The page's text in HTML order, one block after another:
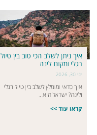
איך ניתן לשלב הכי טוב בין טיול
רגלי ומקום לינה
יוני 30, 2026
איך כדאי ומומלץ לשלב בין טיול רגלי
ולינה? ישראל היא...
קראו עוד >>